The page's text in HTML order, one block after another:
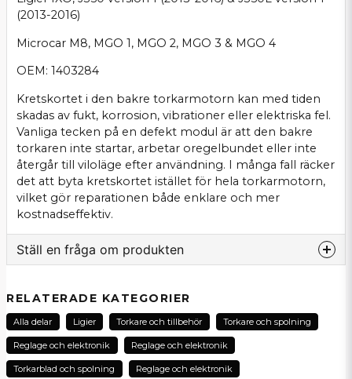
(2013-2016)
Microcar M8, MGO 1, MGO 2, MGO 3 & MGO 4
OEM: 1403284
Kretskortet i den bakre torkarmotorn kan med tiden
skadas av fukt, korrosion, vibrationer eller elektriska fel.
Vanliga tecken på en defekt modul är att den bakre
torkaren inte startar, arbetar oregelbundet eller inte
återgår till viloläge efter användning. I många fall räcker
det att byta kretskortet istället för hela torkarmotorn,
vilket gör reparationen både enklare och mer
kostnadseffektiv.
Ställ en fråga om produkten
Fråga oss om denna produkt...
name
Namn
RELATERADE KATEGORIER
Alla delar Ligier Torkare och tillbehör Torkare och spolning
Reglage och elektronik Reglage och elektronik
Torkarblad och spolning Reglage och elektronik